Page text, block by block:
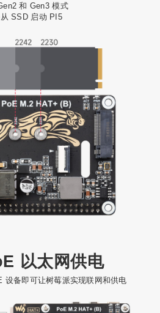
和 Gen3 模式
SSD 启动 PI5
以太网供电
设备即可让树莓派实现联网和供电